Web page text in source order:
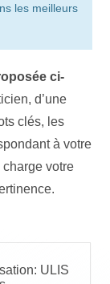
les meilleurs
ci-
d’une
clés, les
à votre
votre
ULIS